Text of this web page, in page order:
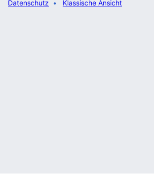
Datenschutz Klassische Ansicht